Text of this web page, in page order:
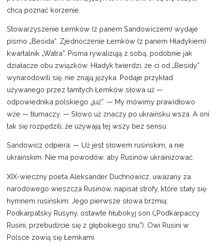
chcą poznać korzenie.
Stowarzyszenie Łemków (z panem Sandowiczem) wydaje
pismo „Besida”. Zjednoczenie Łemków (z panem Hładykiem)
kwartalnik „Watra”. Pisma rywalizują z sobą, podobnie jak
działacze obu związków. Hładyk twierdzi, że ci od „Besidy”
wynarodowili się, nie znają języka. Podaje przykład
używanego przez tamtych Łemków słowa uż —
odpowiednika polskiego „już”. — My mówimy prawidłowo
wże — tłumaczy. — Słowo uż znaczy po ukraińsku wsza. A oni
tak się rozpędzili, że używają tej wszy bez sensu.
Sandowicz odpiera: — Uż jest słowem rusińskim, a nie
ukraińskim. Nie ma powodów, aby Rusinów ukrainizować.
XIX-wieczny poeta Aleksander Duchnowicz, uważany za
narodowego wieszcza Rusinów, napisał strofy, które stały się
hymnem rusińskim. Jego pierwsze słowa brzmią:
Podkarpatsky Rusyny, ostawte hłubokyj son („Podkarpaccy
Rusini, przebudźcie się z głębokiego snu”). Owi Rusini w
Polsce zowią się Łemkami.